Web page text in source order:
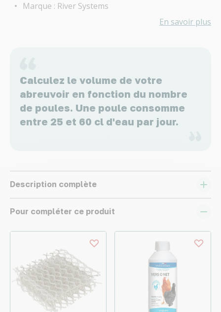
Marque : River Systems
En savoir plus
Calculez le volume de votre
abreuvoir en fonction du nombre
de poules. Une poule consomme
entre 25 et 60 cl d'eau par jour.
Description complète
Pour compléter ce produit